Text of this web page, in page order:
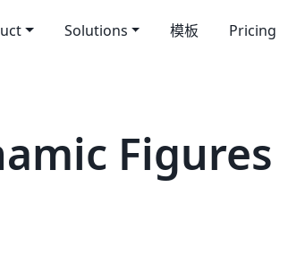
Solutions 模板 Pricing
Figures